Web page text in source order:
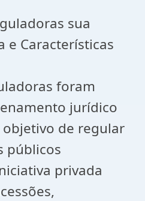
sua
e Características
foram
jurídico
de regular
públicos
privada